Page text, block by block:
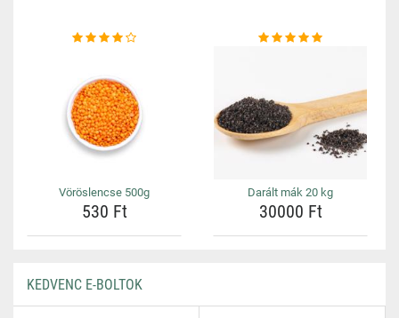
Vöröslencse 500g
530 Ft
Darált mák 20 kg
30000 Ft
KEDVENC E-BOLTOK